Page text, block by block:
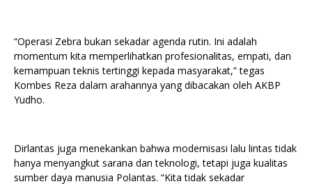
“Operasi Zebra bukan sekadar agenda rutin. Ini adalah
momentum kita memperlihatkan profesionalitas, empati, dan
kemampuan teknis tertinggi kepada masyarakat,” tegas
Kombes Reza dalam arahannya yang dibacakan oleh AKBP
Yudho.
Dirlantas juga menekankan bahwa modernisasi lalu lintas tidak
hanya menyangkut sarana dan teknologi, tetapi juga kualitas
sumber daya manusia Polantas. “Kita tidak sekadar